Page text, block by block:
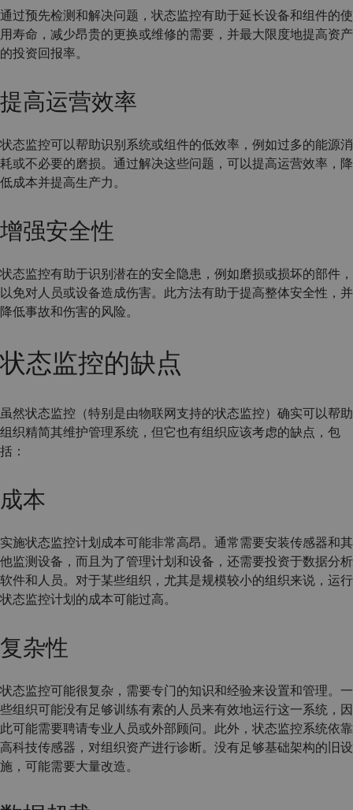
通过预先检测和解决问题，状态监控有助于延长设备和组件的使
用寿命，减少昂贵的更换或维修的需要，并最大限度地提高资产
的投资回报率。
提高运营效率
状态监控可以帮助识别系统或组件的低效率，例如过多的能源消
耗或不必要的磨损。通过解决这些问题，可以提高运营效率，降
低成本并提高生产力。
增强安全性
状态监控有助于识别潜在的安全隐患，例如磨损或损坏的部件，
以免对人员或设备造成伤害。此方法有助于提高整体安全性，并
降低事故和伤害的风险。
状态监控的缺点
虽然状态监控（特别是由物联网支持的状态监控）确实可以帮助
组织精简其维护管理系统，但它也有组织应该考虑的缺点，包
括：
成本
实施状态监控计划成本可能非常高昂。通常需要安装传感器和其
他监测设备，而且为了管理计划和设备，还需要投资于数据分析
软件和人员。对于某些组织，尤其是规模较小的组织来说，运行
状态监控计划的成本可能过高。
复杂性
状态监控可能很复杂，需要专门的知识和经验来设置和管理。一
些组织可能没有足够训练有素的人员来有效地运行这一系统，因
此可能需要聘请专业人员或外部顾问。此外，状态监控系统依靠
高科技传感器，对组织资产进行诊断。没有足够基础架构的旧设
施，可能需要大量改造。